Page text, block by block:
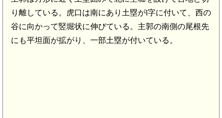
り離している。虎口は南にあり土塁がl字に付いて、西の
谷に向かって竪堀状に伸びている。主郭の南側の尾根先
にも平坦面が拡がり、一部土塁が付いている。